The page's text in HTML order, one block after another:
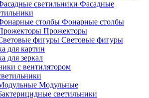
Фасадные
Фонарные столбы
Прожекторы
Световые фигуры
для картин
для зеркал
с вентилятором
Модульные